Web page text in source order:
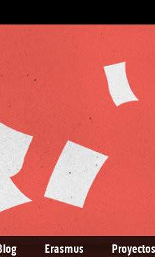
Erasmus